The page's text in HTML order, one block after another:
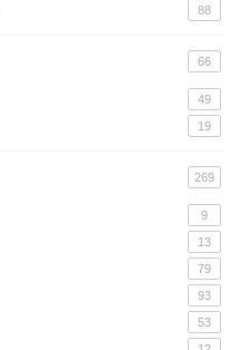
88
66
49
19
269
9
13
79
93
53